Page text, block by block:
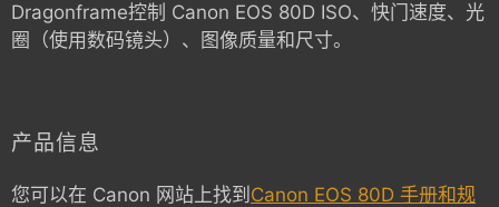
Dragonframe控制 Canon EOS 80D ISO、快门速度、光
圈（使用数码镜头）、图像质量和尺寸。
产品信息
您可以在 Canon 网站上找到 Canon EOS 80D 手册和规